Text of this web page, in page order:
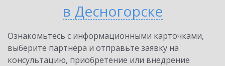
в Десногорске
Ознакомьтесь с информационными карточками,
выберите партнёра и отправьте заявку на
консультацию, приобретение или внедрение